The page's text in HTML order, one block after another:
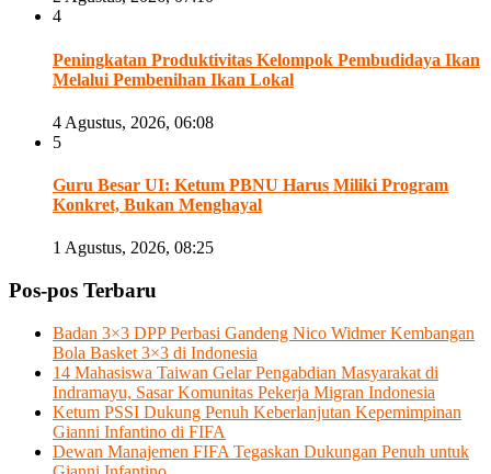
4
Peningkatan Produktivitas Kelompok Pembudidaya Ikan
Melalui Pembenihan Ikan Lokal
4 Agustus, 2026, 06:08
5
Guru Besar UI: Ketum PBNU Harus Miliki Program
Konkret, Bukan Menghayal
1 Agustus, 2026, 08:25
Pos-pos Terbaru
Badan 3×3 DPP Perbasi Gandeng Nico Widmer Kembangan
Bola Basket 3×3 di Indonesia
14 Mahasiswa Taiwan Gelar Pengabdian Masyarakat di
Indramayu, Sasar Komunitas Pekerja Migran Indonesia
Ketum PSSI Dukung Penuh Keberlanjutan Kepemimpinan
Gianni Infantino di FIFA
Dewan Manajemen FIFA Tegaskan Dukungan Penuh untuk